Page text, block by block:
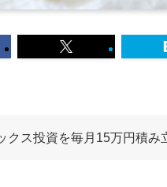
クス投資を毎月15万円積み